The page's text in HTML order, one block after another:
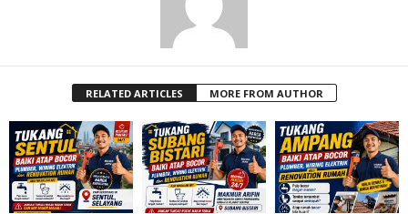
RELATED ARTICLES MORE FROM AUTHOR